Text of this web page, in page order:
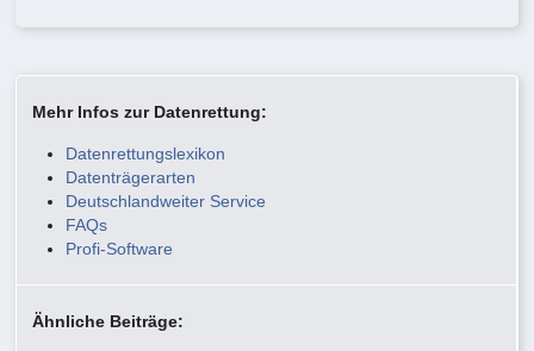
Mehr Infos zur Datenrettung:
Datenrettungslexikon
Datenträgerarten
Deutschlandweiter Service
FAQs
Profi-Software
Ähnliche Beiträge: